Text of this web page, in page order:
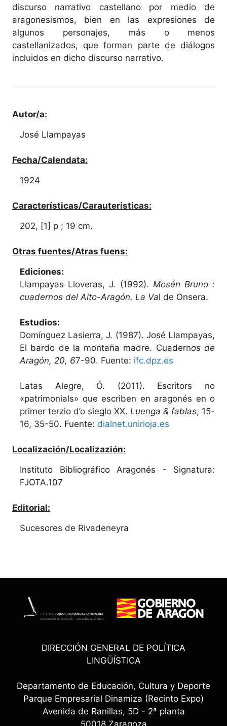
discurso narrativo castellano por medio de
aragonesismos, bien en las expresiones de
algunos personajes, más o menos
castellanizados, que forman parte de diálogos
incluidos en dicho discurso narrativo.
Autor/a:
José Llampayas
Fecha/Calendata:
1924
Características/Carauteristicas:
202, [1] p ; 19 cm.
Otras fuentes/Atras fuens:
Ediciones:
Llampayas Lloveras, J. (1992). Mosén Bruno :
cuadernos del Alto-Aragón. La Val de Onsera.
Estudios:
Domínguez Lasierra, J. (1987). José Llampayas,
El bardo de la montaña madre. Cuadernos de
Aragón, 20, 67-90. Fuente: ifc.dpz.es
Latas Alegre, Ó. (2011). Escritors no
«patrimonials» que escriben en aragonés en o
primer terzio d’o sieglo XX. Luenga & fablas, 15-
16, 35-50. Fuente: dialnet.unirioja.es
Localización/Localizazión:
Instituto Bibliográfico Aragonés - Signatura:
FJOTA.107
Editorial:
Sucesores de Rivadeneyra
DIRECCIÓN GENERAL DE POLÍTICA
LINGÜÍSTICA
Departamento de Educación, Cultura y Deporte
Parque Empresarial Dinamiza (Recinto Expo)
Avenida de Ranillas, 5D - 2ª planta